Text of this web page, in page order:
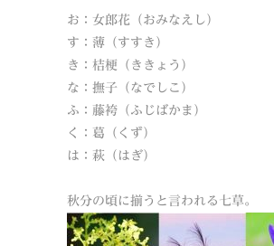
お：女郎花（おみなえし）
す：薄（すすき）
き：桔梗（ききょう）
な：撫子（なでしこ）
ふ：藤袴（ふじばかま）
く：葛（くず）
は：萩（はぎ）
秋分の頃に揃うと言われる七草。